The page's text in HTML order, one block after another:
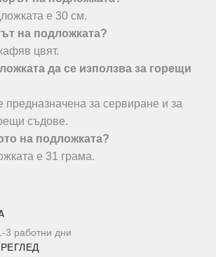
е 30 см.
на подложката?
цвят.
да се използва за горещи
предназначена за сервиране и за
съдове.
на подложката?
е 31 грама.
3 работни дни